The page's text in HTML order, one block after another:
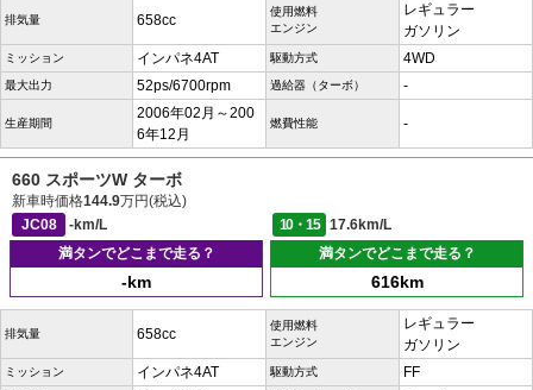
排気量 658cc
使用燃料
エンジン
レギュラー
ガソリン
ミッション インパネ4AT 駆動方式 4WD
最大出力 52ps/6700rpm 過給器（ターボ） -
生産期間
2006年02月～200
6年12月
燃費性能 -
660 スポーツW ターボ
新車時価格144.9万円(税込)
JC08
-km/L 10・15
17.6km/L
満タンでどこまで走る？
-km
満タンでどこまで走る？
616km
排気量 658cc
使用燃料
エンジン
レギュラー
ガソリン
ミッション インパネ4AT 駆動方式 FF